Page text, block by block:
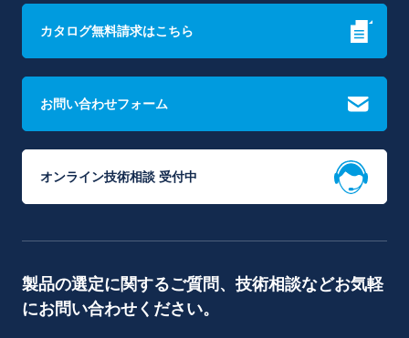
カタログ無料請求はこちら
お問い合わせフォーム
オンライン技術相談 受付中
製品の選定に関するご質問、技術相談などお気軽
にお問い合わせください。